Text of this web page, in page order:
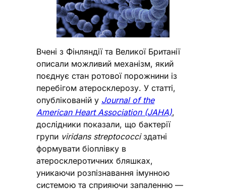
Вчені з Фінляндії та Великої Британії
описали можливий механізм, який
поєднує стан ротової порожнини із
перебігом атеросклерозу. У статті,
опублікованій у Journal of the
American Heart Association (JAHA),
дослідники показали, що бактерії
групи viridans streptococciздатні
формувати біоплівку в
атеросклеротичних бляшках,
уникаючи розпізнавання імунною
системою та сприяючи запаленню —